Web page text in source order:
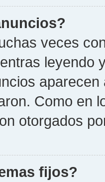
veces
leyendo
Como en
otorgados
fijos?